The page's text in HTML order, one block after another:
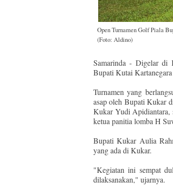
Open Turnamen Golf Piala
(Foto: Aldino)
Samarinda - Digelar di
Bupati Kutai
Turnamen yang
asap oleh Bupati Kukar
Kukar Yudi Apidiantara,
ketua panitia lomba H
Bupati Kukar Aulia
yang ada di Kukar.
"Kegiatan ini sempat
dilaksanakan," ujarnya.